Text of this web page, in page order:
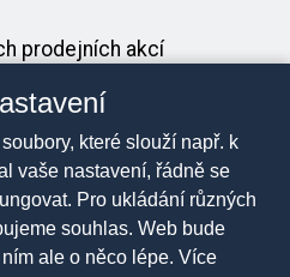
prodejních akcí
které slouží např. k
vaše nastavení, řádně se
Pro ukládání různých
souhlas. Web bude
ale o něco lépe. Více